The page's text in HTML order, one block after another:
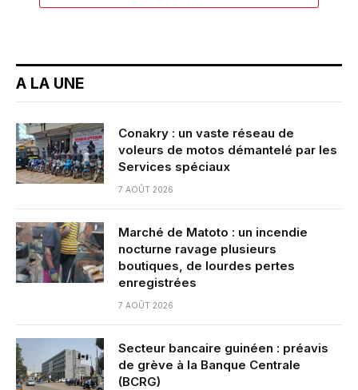
A LA UNE
Conakry : un vaste réseau de
voleurs de motos démantelé par les
Services spéciaux
7 AOÛT 2026
Marché de Matoto : un incendie
nocturne ravage plusieurs
boutiques, de lourdes pertes
enregistrées
7 AOÛT 2026
Secteur bancaire guinéen : préavis
de grève à la Banque Centrale
(BCRG)